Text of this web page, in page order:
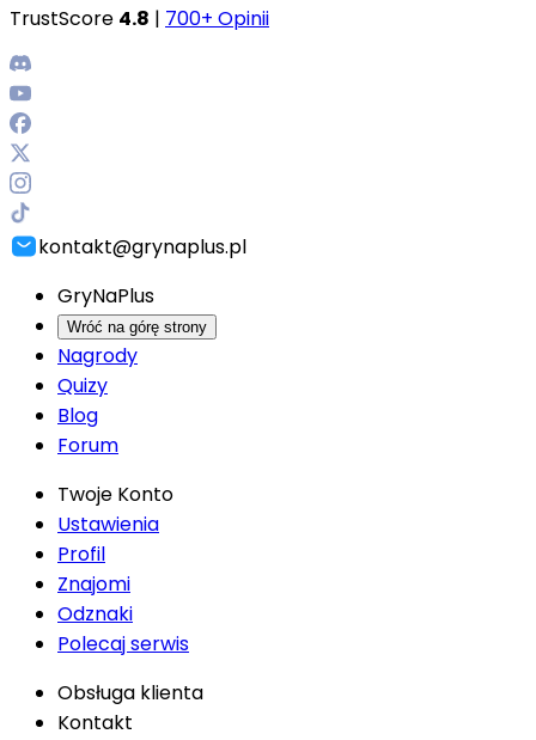
TrustScore 4.8 | 700+ Opinii
kontakt@grynaplus.pl
GryNaPlus
Wróć na górę strony
Nagrody
Quizy
Blog
Forum
Twoje Konto
Ustawienia
Profil
Znajomi
Odznaki
Polecaj serwis
Obsługa klienta
Kontakt